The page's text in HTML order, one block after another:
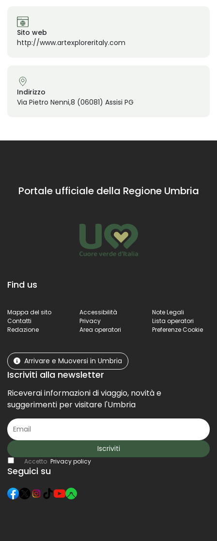
Sito web
http://www.artexploreritaly.com
Indirizzo
Via Pietro Nenni,8 (06081) Assisi PG
Portale ufficiale della Regione Umbria
Find us
Mappa del sito Accessibilità
Note Legali
Contatti
Privacy
Lista operatori
Redazione
Area operatori Preferenze Cookie
Arrivare e Muoversi in Umbria
Iscriviti alla newsletter
Riceverai informazioni di viaggio, novità e
suggerimenti per visitare l'Umbria
Iscriviti
Accetto Privacy policy
Seguici su